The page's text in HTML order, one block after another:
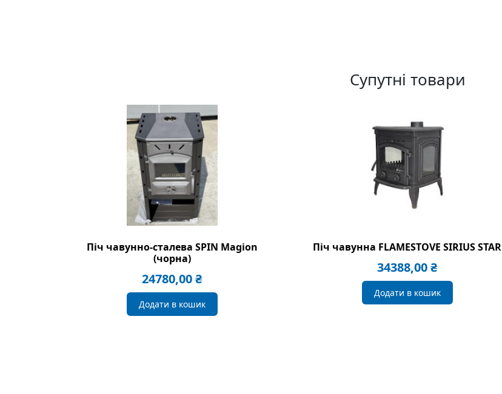
Супутні товари
Піч чавунно-сталева SPIN Magion
(чорна)
24780,00₴
Додати в кошик
Піч чавунна FLAMESTOVE SIRIUS STAR
34388,00₴
Додати в кошик